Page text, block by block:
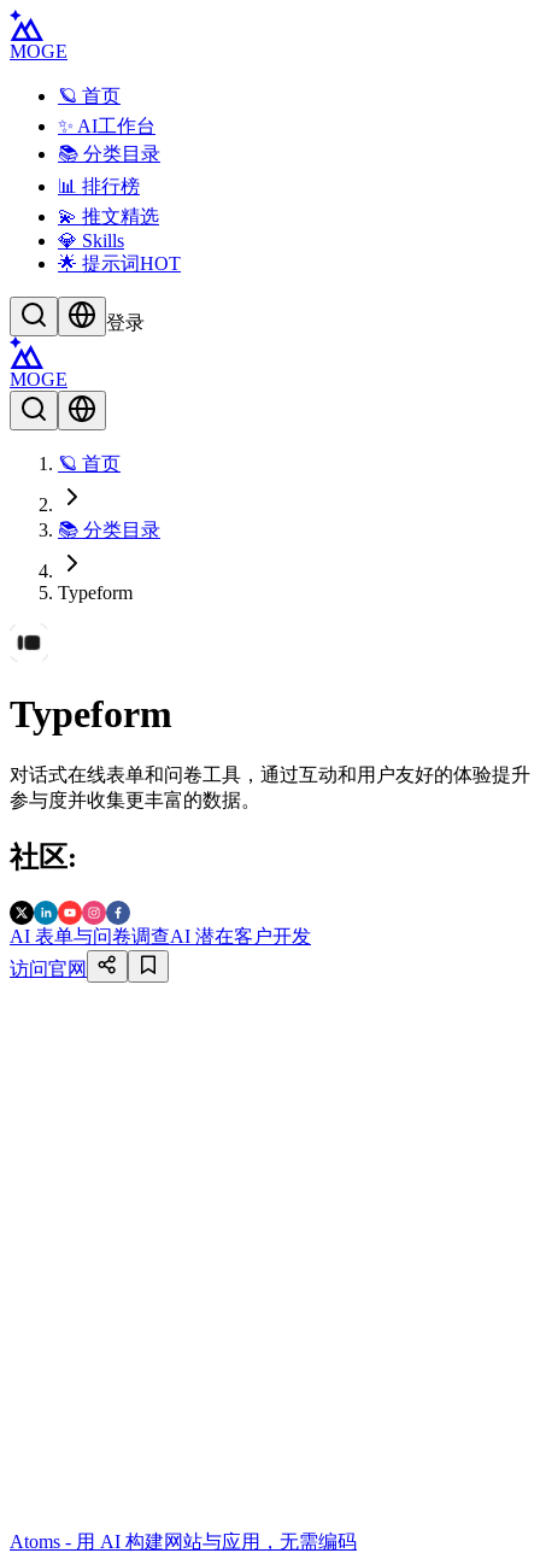
MOGE
🪐 首页
✨ AI工作台
📚 分类目录
📊 排行榜
💫 推文精选
💎 Skills
🌟 提示词HOT
登录
MOGE
🪐 首页
📚 分类目录
Typeform
Typeform
对话式在线表单和问卷工具，通过互动和用户友好的体验提升
参与度并收集更丰富的数据。
社区:
AI 表单与问卷调查AI 潜在客户开发
访问官网
Atoms - 用 AI 构建网站与应用，无需编码